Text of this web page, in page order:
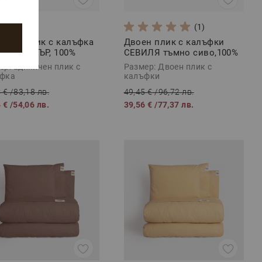
плик с калъфка
ХЪНТЪР, 100%
сатен, 2 части
Единичен плик с
€/83,18 лв.
€ /54,06 лв.
(1)
Двоен плик с калъфки
СЕВИЛЯ тъмно сиво,100%
Памучен сатен, 3 части
Размер: Двоен плик с
калъфки
49,45 €/96,72 лв.
39,56 € /77,37 лв.